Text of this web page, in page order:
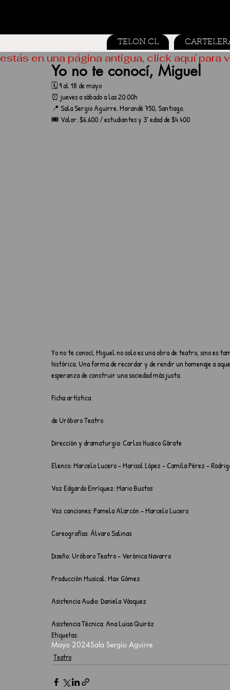
TELON.CL
Yo no te conocí, Miguel
🗓️ 9 al 18 de mayo
⏰ jueves a sábado a las 20:00h
📍 Sala Sergio Aguirre. Morandé 750, Santiago.
🎟️ Valor: $6.600 / estudiantes y 3° edad de $4.400
Yo no te conocí, Miguel no solo es una obra de teatro, sino es
histórica. Una forma de recordar y de rendir un homenaje a
esperanza de construir una sociedad más justa.
Ficha artística
de Uróboro Teatro
Dirección y dramaturgia: Carlos Huaico Gárate
Elenco: Marcelo Lucero - Marisol López - Camila Pérez -
Voz Edgardo Enríquez: Mario Bustos
Voz canciones: Pamela Alarcón - Marcelo Lucero
Coreografías: Álvaro Salinas
Diseño: Uróboro Teatro - Verónica Navarro
Producción Musical: Max Gómez
Asistencia Audio: Daniela Vásquez
Asistencia Técnica: Ana Luisa Quiróz
Etiquetas:
Mayo 2024Sala Sergio Aguirre
Teatro
estás en una página antigua, click aquí para